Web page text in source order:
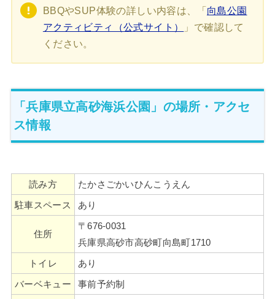
BBQやSUP体験の詳しい内容は、「 向島公園
アクティビティ（公式サイト）
」で確認して
ください。
「兵庫県立高砂海浜公園」の場所・アクセ
ス情報
読み方
たかさごかいひんこうえん
駐車スペース
あり
住所
〒676-0031
兵庫県高砂市高砂町向島町1710
トイレ
あり
バーベキュー
事前予約制